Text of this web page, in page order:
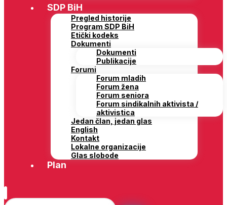
SDP BiH
Pregled historije
Program SDP BiH
Etički kodeks
Dokumenti
Dokumenti
Publikacije
Forumi
Forum mladih
Forum žena
Forum seniora
Forum sindikalnih aktivista /
aktivistica
Jedan član, jedan glas
English
Kontakt
Lokalne organizacije
Glas slobode
Plan